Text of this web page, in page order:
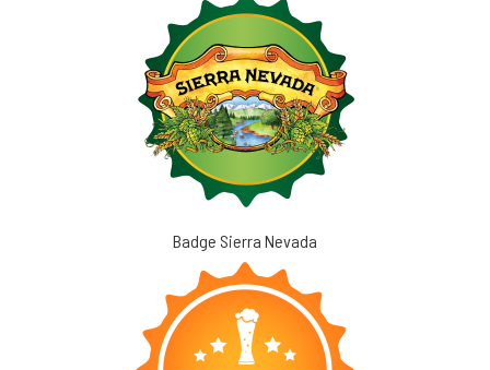
Badge Sierra Nevada